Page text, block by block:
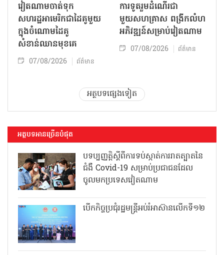
វៀតណាមចាត់ទុក
សហរដ្ឋអាមេរិកជាដៃគូមួយ
ក្នុងចំណោមដៃគូ
សំខាន់ឈានមុខគេ
07/08/2026 ព័ត៌មាន
ការទូតរួមដំណើរជា
មួយសហគ្រាស ពង្រីកលំហ
អភិវឌ្ឍន៍សម្រាប់វៀតណាម
07/08/2026 ព័ត៌មាន
អត្ថបទផ្សេងទៀត
អត្ថបទអានច្រើនបំផុត
បទប្បញ្ញត្តិស្តីពីការទប់ស្កាត់ការរាតត្បាតនៃ
ជំងឺ Covid-19 សម្រាប់ប្រជាជនដែល
ចូលមកប្រទេសវៀតណាម
បើកកិច្ចប្រជុំរដ្ឋមន្ត្រីអប់រំអាស៊ានលើកទី១២